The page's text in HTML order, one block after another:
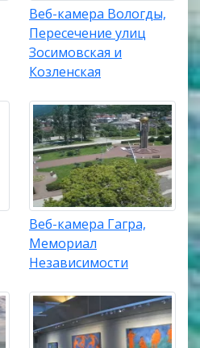
Веб-камера Вологды,
Пересечение улиц
Зосимовская и
Козленская
Веб-камера Гагра,
Мемориал
Независимости